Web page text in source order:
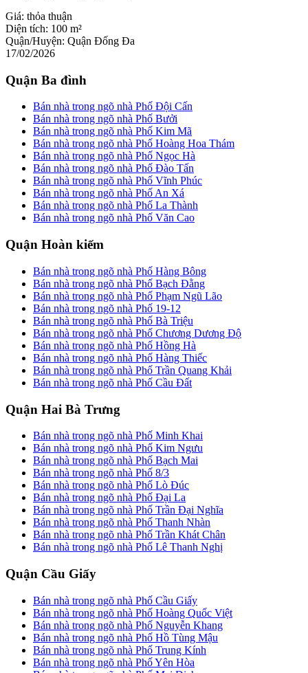
Giá: thỏa thuận
Diện tích: 100 m²
Quận/Huyện: Quận Đống Đa
17/02/2026
Quận Ba đình
Bán nhà trong ngõ nhà Phố Đội Cấn
Bán nhà trong ngõ nhà Phố Bưởi
Bán nhà trong ngõ nhà Phố Kim Mã
Bán nhà trong ngõ nhà Phố Hoàng Hoa Thám
Bán nhà trong ngõ nhà Phố Ngọc Hà
Bán nhà trong ngõ nhà Phố Đào Tấn
Bán nhà trong ngõ nhà Phố Vĩnh Phúc
Bán nhà trong ngõ nhà Phố An Xá
Bán nhà trong ngõ nhà Phố La Thành
Bán nhà trong ngõ nhà Phố Văn Cao
Quận Hoàn kiếm
Bán nhà trong ngõ nhà Phố Hàng Bông
Bán nhà trong ngõ nhà Phố Bạch Đằng
Bán nhà trong ngõ nhà Phố Phạm Ngũ Lão
Bán nhà trong ngõ nhà Phố 19-12
Bán nhà trong ngõ nhà Phố Bà Triệu
Bán nhà trong ngõ nhà Phố Chương Dương Độ
Bán nhà trong ngõ nhà Phố Hồng Hà
Bán nhà trong ngõ nhà Phố Hàng Thiếc
Bán nhà trong ngõ nhà Phố Trần Quang Khải
Bán nhà trong ngõ nhà Phố Cầu Đất
Quận Hai Bà Trưng
Bán nhà trong ngõ nhà Phố Minh Khai
Bán nhà trong ngõ nhà Phố Kim Ngưu
Bán nhà trong ngõ nhà Phố Bạch Mai
Bán nhà trong ngõ nhà Phố 8/3
Bán nhà trong ngõ nhà Phố Lò Đúc
Bán nhà trong ngõ nhà Phố Đại La
Bán nhà trong ngõ nhà Phố Trần Đại Nghĩa
Bán nhà trong ngõ nhà Phố Thanh Nhàn
Bán nhà trong ngõ nhà Phố Trần Khát Chân
Bán nhà trong ngõ nhà Phố Lê Thanh Nghị
Quận Cầu Giấy
Bán nhà trong ngõ nhà Phố Cầu Giấy
Bán nhà trong ngõ nhà Phố Hoàng Quốc Việt
Bán nhà trong ngõ nhà Phố Nguyễn Khang
Bán nhà trong ngõ nhà Phố Hồ Tùng Mậu
Bán nhà trong ngõ nhà Phố Trung Kính
Bán nhà trong ngõ nhà Phố Yên Hòa